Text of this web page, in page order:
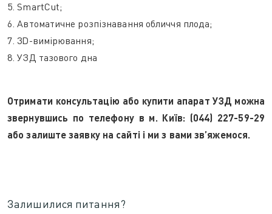
5. SmartCut;
6. Автоматичне розпізнавання обличчя плода;
7. 3D-вимірювання;
8. УЗД тазового дна
Отримати консультацію або купити апарат УЗД можна
звернувшись по телефону в м. Київ: (044) 227-59-29
або залиште заявку на сайті і ми з вами зв’яжемося.
Залишилися питання?